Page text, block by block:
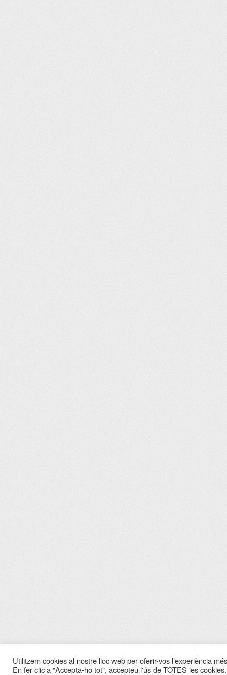
Utilitzem cookies al nostre lloc web per oferir-vos l’experiència
En fer clic a "Accepta-ho tot", accepteu l'ús de TOTES les